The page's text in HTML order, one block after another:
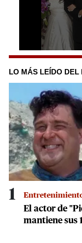
0
of
3
minutes,
seconds
LO MÁS LEÍDO DEL
1
El actor de
mantiene sus